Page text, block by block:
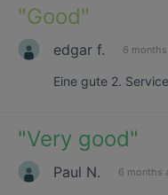
"Good"
edgar f. 6
Eine gute 2.
"Very good"
Paul N. 6 months